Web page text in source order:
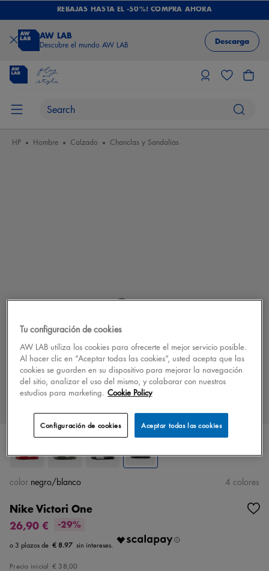
REBAJAS HASTA EL -50%! COMPRA AHORA
AW LAB
Descubre el mundo AW LAB Descarga
HP Hombre Calzado Chanclas y Sandalias
Nike Victori One
26,90 €
-29%
€ 8.97
Precio inicial € 38,00
color negro/blanco 4 colores
Tu configuración de cookies
AW LAB utiliza los cookies para ofrecerte el mejor servicio posible.
Al hacer clic en “Aceptar todas las cookies”, usted acepta que las
cookies se guarden en su dispositivo para mejorar la navegación
del sitio, analizar el uso del mismo, y colaborar con nuestros
estudios para marketing. Cookie Policy
Aceptar todas las cookies
Configuración de cookies